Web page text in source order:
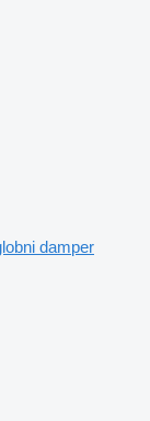
damper